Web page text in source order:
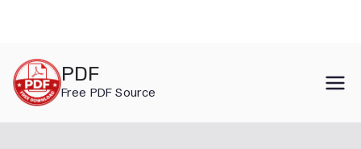
content
PDF
Free PDF Source